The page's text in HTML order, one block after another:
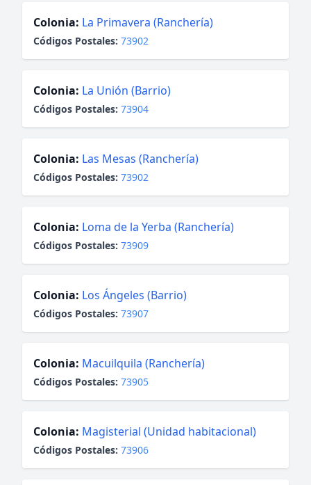
Colonia: La Primavera (Ranchería)
Códigos Postales: 73902
Colonia: La Unión (Barrio)
Códigos Postales: 73904
Colonia: Las Mesas (Ranchería)
Códigos Postales: 73902
Colonia: Loma de la Yerba (Ranchería)
Códigos Postales: 73909
Colonia: Los Ángeles (Barrio)
Códigos Postales: 73907
Colonia: Macuilquila (Ranchería)
Códigos Postales: 73905
Colonia: Magisterial (Unidad habitacional)
Códigos Postales: 73906